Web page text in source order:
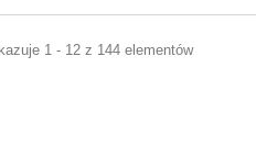
1 - 12 z 144 elementów